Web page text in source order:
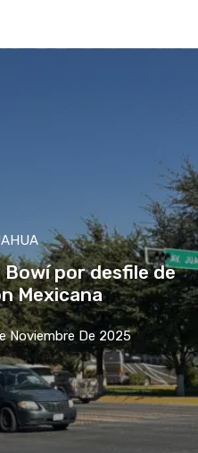
por desfile de
Mexicana
Noviembre De 2025